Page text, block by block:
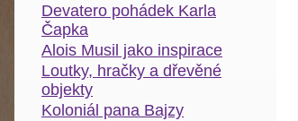
Devatero pohádek Karla
Čapka
Alois Musil jako inspirace
Loutky, hračky a dřevěné
objekty
Koloniál pana Bajzy